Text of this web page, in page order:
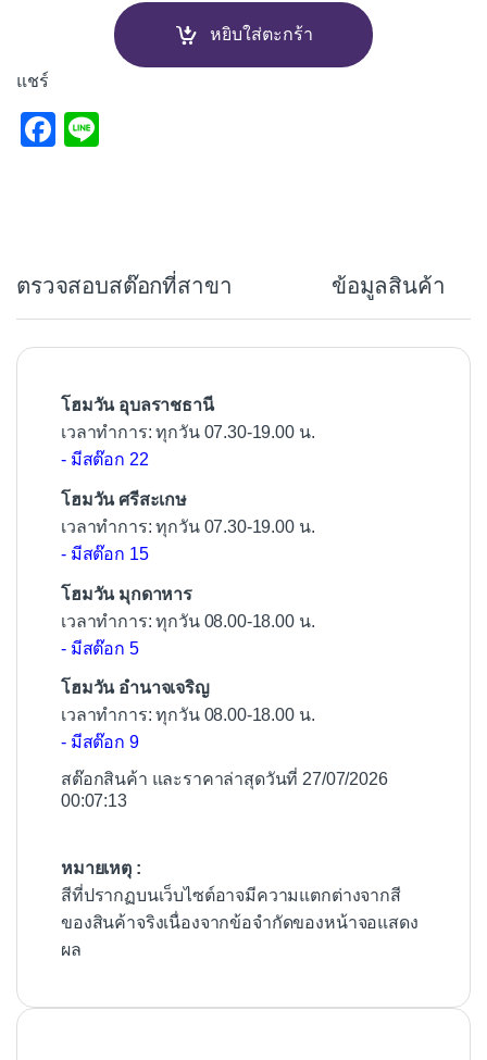
หยิบใส่ตะกร้า
แชร์
F
o
o
ตรวจสอบสต๊อกที่สาขา ข้อมูลสินค้า
โฮมวัน อุบลราชธานี
เวลาทำการ: ทุกวัน 07.30-19.00 น.
- มีสต๊อก 22
โฮมวัน ศรีสะเกษ
เวลาทำการ: ทุกวัน 07.30-19.00 น.
- มีสต๊อก 15
โฮมวัน มุกดาหาร
เวลาทำการ: ทุกวัน 08.00-18.00 น.
- มีสต๊อก 5
โฮมวัน อำนาจเจริญ
เวลาทำการ: ทุกวัน 08.00-18.00 น.
- มีสต๊อก 9
สต๊อกสินค้า และราคาล่าสุดวันที่ 27/07/2026
00:07:13
หมายเหตุ :
สีที่ปรากฏบนเว็บไซต์อาจมีความแตกต่างจากสี
ของสินค้าจริงเนื่องจากข้อจำกัดของหน้าจอแสดง
ผล